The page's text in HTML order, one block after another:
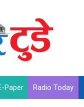
Paper Radio Today